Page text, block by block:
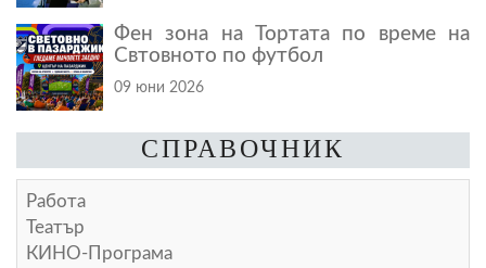
Фен зона на Тортата по време на
Свтовното по футбол
09 юни 2026
СПРАВОЧНИК
Работа
Театър
КИНО-Програма